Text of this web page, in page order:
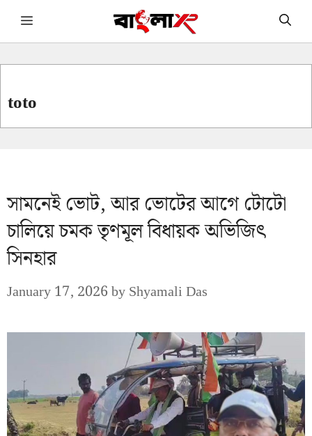
Skip Menu
toto
সামনেই ভোট, আর ভোটের আগে টোটো
চালিয়ে চমক তৃণমূল বিধায়ক অভিজিৎ
সিনহার
January 17, 2026byShyamali Das